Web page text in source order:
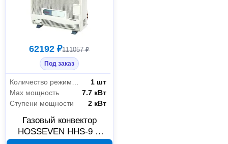
62192 ₽111057 ₽
Под заказ
1 шт
Max мощность
7.7 кВт
Ступени мощности
2 кВт
Газовый конвектор
HOSSEVEN HHS-9 V